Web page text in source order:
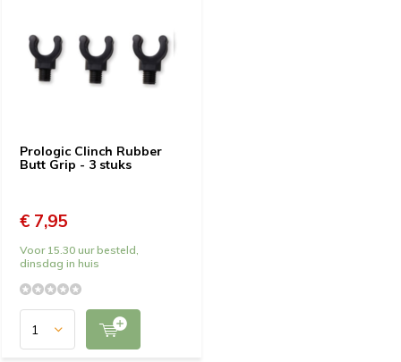
Prologic Clinch Rubber
Butt Grip - 3 stuks
€ 7,95
Voor 15.30 uur besteld,
dinsdag in huis